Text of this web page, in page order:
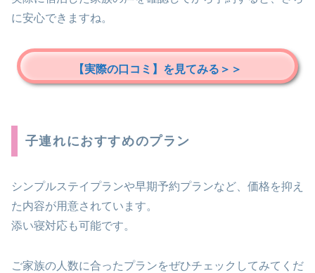
に安心できますね。
【実際の口コミ】を見てみる＞＞
子連れにおすすめのプラン
シンプルステイプランや早期予約プランなど、価格を抑え
た内容が用意されています。
添い寝対応も可能です。
ご家族の人数に合ったプランをぜひチェックしてみてくだ